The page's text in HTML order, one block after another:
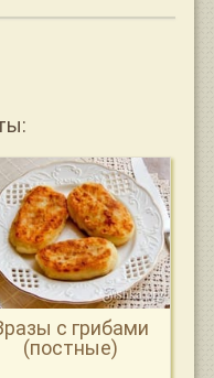
с грибами
(постные)